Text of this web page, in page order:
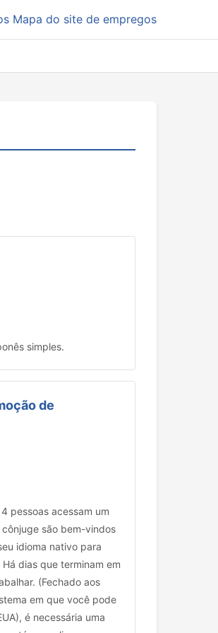
Mapa do site de empregos
simples.
de
pessoas acessam um
são bem-vindos
idioma nativo para
dias que terminam em
(Fechado aos
em que você pode
é necessária uma